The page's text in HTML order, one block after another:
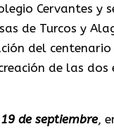
Cervantes y
de Turcos y
del centenario
de las dos
de septiembre,